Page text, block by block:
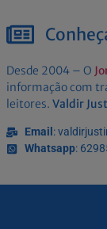
Desde 2004 – O
informação com
leitores. Valdir
Email :
Whatsapp: